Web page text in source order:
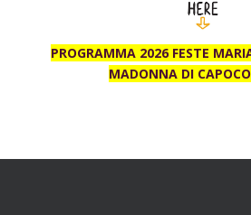
PROGRAMMA 2026 FESTE
MADONNA DI